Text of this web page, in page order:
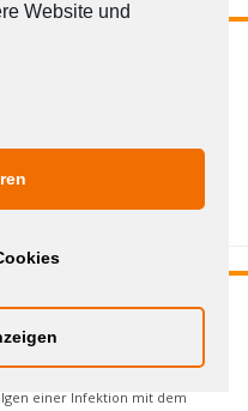
NEUSS E. V. BIETET
DIE GANZE
altersgerechte
NEUSS
einer Infektion mit dem
Website und